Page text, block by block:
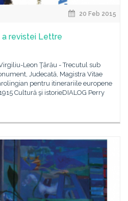
20 Feb 2015
a revistei Lettre
Leon Ţârău - Trecutul sub
Judecată, Magistra Vitae
pentru itinerariile europene
Cultură şi istorieDIALOG Perry